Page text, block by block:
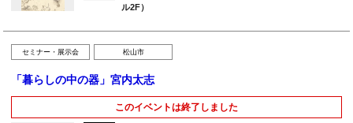
ル2F）
セミナー・展示会 松山市
「暮らしの中の器」宮内太志
このイベントは終了しました